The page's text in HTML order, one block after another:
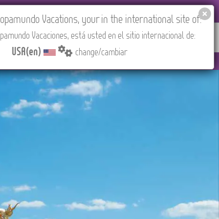
ABOUT US CONTACT Find your Tour
Vacations, your in the international site of:
Vacaciones, está usted en el sitio internacional de:
USA(en) change/cambiar